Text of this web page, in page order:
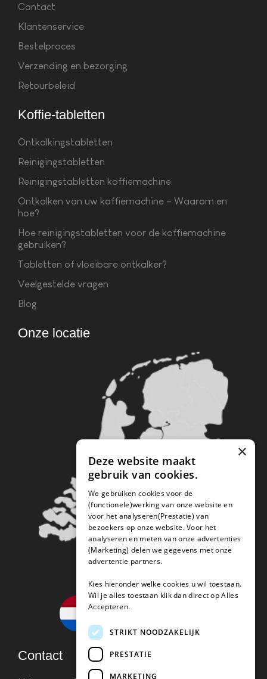
Contact
Klantenservice
Bestelproces
Verzending en bezorging
Retourbeleid
Koffie-tabletten
Ontkalkingstabletten
Reinigingstabletten
Reinigingstabletten koffiemachine
Ontkalken van uw koffiemachine – Waarom en
hoe?
Hoe reinigingstabletten voor de koffiemachine
gebruiken?
Tabletten of vloeibare ontkalker?
Veelgestelde vragen
Blog
Onze locatie
Contact
×
Deze website maakt
gebruik van cookies.
We gebruiken cookies voor de
(functionele)werking van onze website en
voor het analyseren(Prestatie) van
bezoekers op onze website. Voor het
analyseren en meten van onze advertenties
(Marketing) delen we gegevens met onze
advertentie partners.
Kies hieronder welke cookies u wil toestaan.
Wil je alles toestaan klik dan direct op Alles
Accepteren.
STRIKT NOODZAKELIJK
PRESTATIE
MARKETING